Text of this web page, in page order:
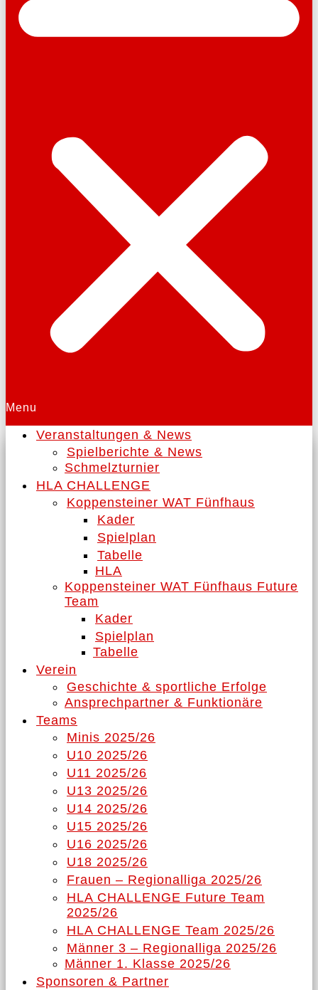
Menu
Veranstaltungen & News
Spielberichte & News
Schmelzturnier
HLA CHALLENGE
Koppensteiner WAT Fünfhaus
Kader
Spielplan
Tabelle
HLA
Koppensteiner WAT Fünfhaus Future
Team
Kader
Spielplan
Tabelle
Verein
Geschichte & sportliche Erfolge
Ansprechpartner & Funktionäre
Teams
Minis 2025/26
U10 2025/26
U11 2025/26
U13 2025/26
U14 2025/26
U15 2025/26
U16 2025/26
U18 2025/26
Frauen – Regionalliga 2025/26
HLA CHALLENGE Future Team
2025/26
HLA CHALLENGE Team 2025/26
Männer 3 – Regionalliga 2025/26
Männer 1. Klasse 2025/26
Sponsoren & Partner